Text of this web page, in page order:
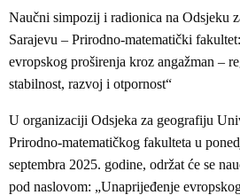
Naučni simpozij i radionica na Odsjeku
Sarajevu – Prirodno-matematički
evropskog proširenja kroz angažman –
stabilnost, razvoj i otpornost“
U organizaciji Odsjeka za geografiju
Prirodno-matematičkog fakulteta u
septembra 2025. godine, održat će se
pod naslovom: „Unaprijeđenje